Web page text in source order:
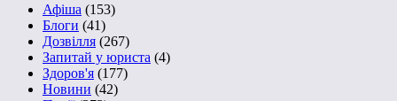
Афіша (153)
Блоги (41)
Дозвілля (267)
Запитай у юриста (4)
Здоров'я (177)
Новини (42)